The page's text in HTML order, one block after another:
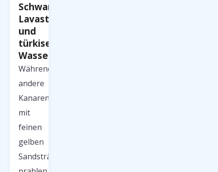
Schwarze
Lavastrände
und
türkises
Wasser
Während
andere
Kanaren
mit
feinen
gelben
Sandstränden